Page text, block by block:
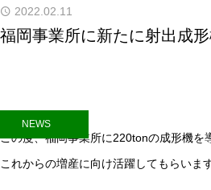
2022.02.11
福岡事業所に新たに射出成
NEWS
この度、福岡事業所に220tonの成形機を
これからの増産に向け活躍してもらいま